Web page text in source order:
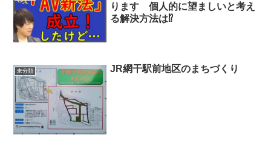
ります 個人的に望ましいと考え
る解決方法は⁉
未分類 JR網干駅前地区のまちづくり